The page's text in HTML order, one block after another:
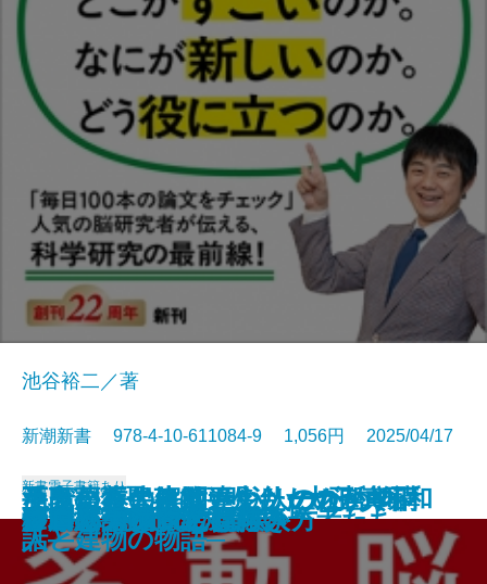
なぜ日本人は間違えたのか─真
説・昭和100年と戦後80年─
奇跡の母親脳
ラクに長生きしたい人のための
よくばり健康法
テレビが終わる日
患者と目を合わせない医者たち
日本文化は絶滅するのか
酒鬼薔薇聖斗は更生したのか─不
確かな境界─
「まさか」の人生
生きる言葉
すごい科学論文
池谷裕二／著
新潮新書 978-4-10-611084-9 1,056円 2025/04/17
新書電子書籍あり
多動脳─ADHDの真実─
野球の記録で話したい
アンパンマンと日本人
グルメ外道
伊藤忠 商人の心得
リキッド消費とは何か
移民リスク
至高の近代建築─明治・大正・昭和
人と建物の物語─
プロパガンダの見抜き方
手段からの解放―シリーズ哲学講
話―